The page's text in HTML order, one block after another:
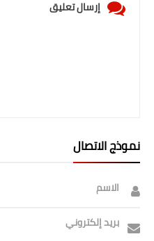
إرسال تعليق
نموذج الاتصال
الاسم
بريد إلكتروني